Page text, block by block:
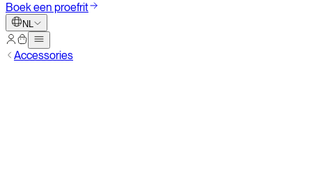
Boek een proefrit
NL
Accessories